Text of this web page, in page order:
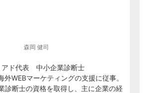
森岡 健司
アド代表 中小企業診断士
外WEBマーケティングの支援に従事。
診断士の資格を取得し、主に企業の経